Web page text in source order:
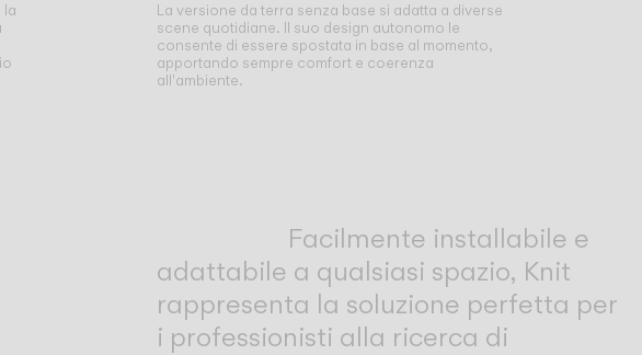
la
La versione da terra senza base si adatta a diverse
scene quotidiane. Il suo design autonomo le
consente di essere spostata in base al momento,
apportando sempre comfort e coerenza
all'ambiente.
Facilmente installabile e
adattabile a qualsiasi spazio, Knit
rappresenta la soluzione perfetta per
i professionisti alla ricerca di